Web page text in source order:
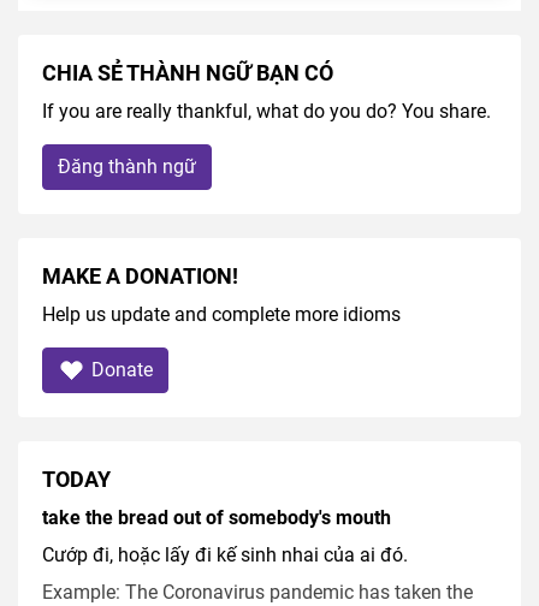
CHIA SẺ THÀNH NGỮ BẠN CÓ
If you are really thankful, what do you do? You share.
Đăng thành ngữ
MAKE A DONATION!
Help us update and complete more idioms
Donate
TODAY
take the bread out of somebody's mouth
Cướp đi, hoặc lấy đi kế sinh nhai của ai đó.
Example: The Coronavirus pandemic has taken the